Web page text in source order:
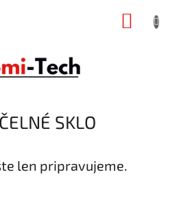
SKLO
len pripravujeme.